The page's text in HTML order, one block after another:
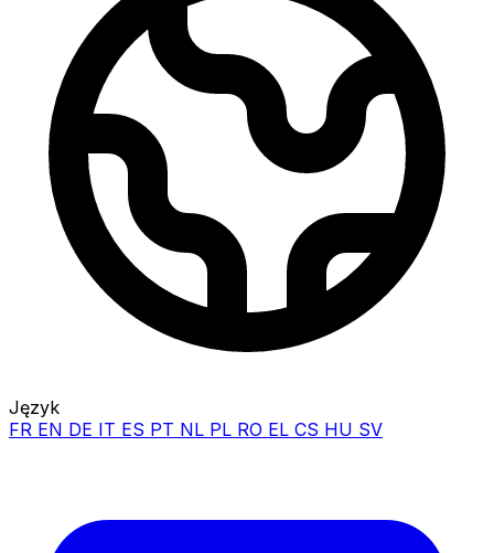
Język
FR EN DE IT ES PT NL PL RO EL CS HU SV